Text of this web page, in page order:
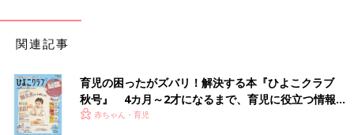
関連記事
育児の困ったがズバリ！解決する本『ひよこクラブ
秋号』 4カ月～2才になるまで、育児に役立つ情報が
いっぱい！
赤ちゃん・育児